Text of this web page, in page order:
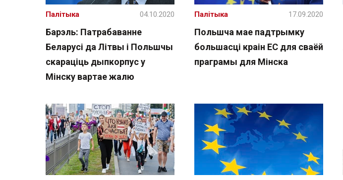
Барэль: Патрабаванне
Беларусі да Літвы і Польшчы
скараціць дыпкорпус у
Мінску вартае жалю
Палітыка 04.10.2020
Польшча мае падтрымку
большасці краін ЕС для сваёй
праграмы для Мінска
Палітыка 17.09.2020